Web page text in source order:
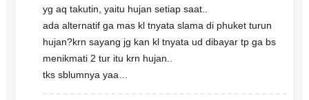
yg aq takutin, yaitu hujan setiap saat..
ada alternatif ga mas kl tnyata slama di phuket turun
hujan?krn sayang jg kan kl tnyata ud dibayar tp ga bs
menikmati 2 tur itu krn hujan..
tks sblumnya yaa…